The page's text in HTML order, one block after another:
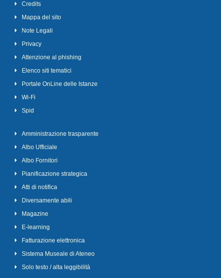
Credits
Mappa del sito
Note Legali
Privacy
Attenzione al phishing
Elenco siti tematici
Portale OnLine delle Istanze
Wi-Fi
Spid
Amministrazione trasparente
Albo Ufficiale
Albo Fornitori
Pianificazione strategica
Atti di notifica
Diversamente abili
Magazine
E-learning
Fatturazione elettronica
Sistema Museale di Ateneo
Solo testo / alta leggibilità